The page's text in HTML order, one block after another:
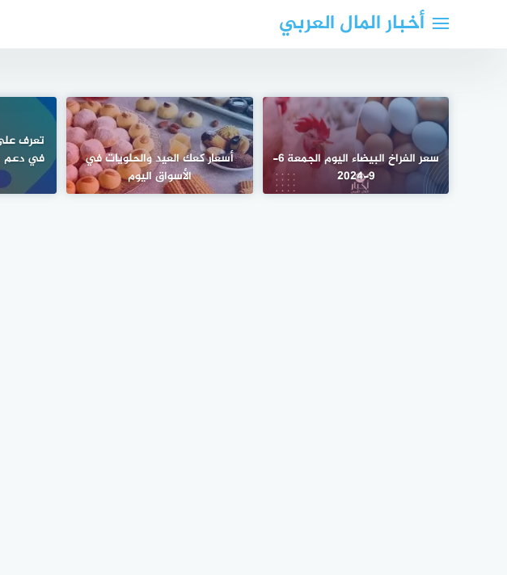
أخبار المال العربي
سعر الفراخ البيضاء اليوم الجمعة 6-
9-2024
أسعار كعك العيد والحلويات في
الأسواق اليوم
تعرف